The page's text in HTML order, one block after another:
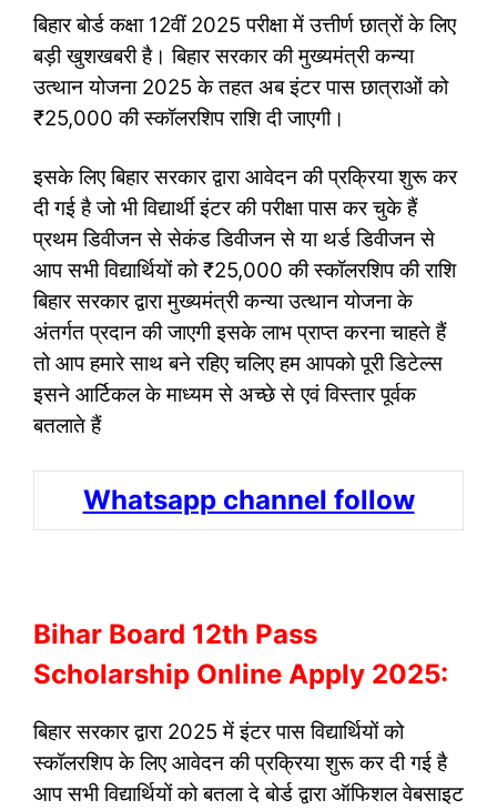
बिहार बोर्ड कक्षा 12वीं 2025 परीक्षा में उत्तीर्ण छात्रों के लिए
बड़ी खुशखबरी है। बिहार सरकार की मुख्यमंत्री कन्या
उत्थान योजना 2025 के तहत अब इंटर पास छात्राओं को
₹25,000 की स्कॉलरशिप राशि दी जाएगी।
इसके लिए बिहार सरकार द्वारा आवेदन की प्रक्रिया शुरू कर
दी गई है जो भी विद्यार्थी इंटर की परीक्षा पास कर चुके हैं
प्रथम डिवीजन से सेकंड डिवीजन से या थर्ड डिवीजन से
आप सभी विद्यार्थियों को ₹25,000 की स्कॉलरशिप की राशि
बिहार सरकार द्वारा मुख्यमंत्री कन्या उत्थान योजना के
अंतर्गत प्रदान की जाएगी इसके लाभ प्राप्त करना चाहते हैं
तो आप हमारे साथ बने रहिए चलिए हम आपको पूरी डिटेल्स
इसने आर्टिकल के माध्यम से अच्छे से एवं विस्तार पूर्वक
बतलाते हैं
Whatsapp channel follow
Bihar Board 12th Pass
Scholarship Online Apply 2025:
बिहार सरकार द्वारा 2025 में इंटर पास विद्यार्थियों को
स्कॉलरशिप के लिए आवेदन की प्रक्रिया शुरू कर दी गई है
आप सभी विद्यार्थियों को बतला दे बोर्ड द्वारा ऑफिशल वेबसाइट